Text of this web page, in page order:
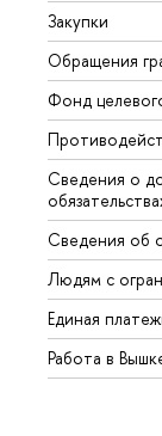
Закупки
Обращения
Фонд
Сведения о
Сведения об
Людям с
Единая
Работа в